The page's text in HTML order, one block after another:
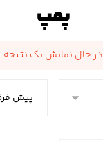
پمپ
در حال نمایش یک نتیجه